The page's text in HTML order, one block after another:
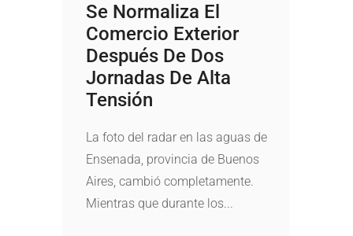
Se Normaliza El
Comercio Exterior
Después De Dos
Jornadas De Alta
Tensión
La foto del radar en las aguas de
Ensenada, provincia de Buenos
Aires, cambió completamente.
Mientras que durante los...